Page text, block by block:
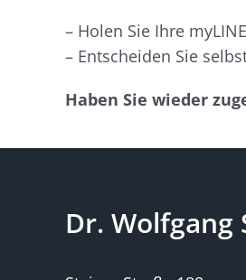
– Holen Sie Ihre
– Entscheiden Sie
Haben Sie wieder
Dr. Wolfgang